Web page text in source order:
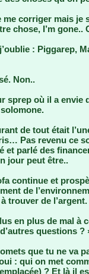
me corriger mais
chose, I’m
: Piggarep,
Non..
sprep où il a envie
de tout était
Pas revenu ce
et parlé des
jour peut être..
continue et
de
trouver de l’argent.
en plus de mal à
questions ?
que tu ne va
: qui on met
? Et là il